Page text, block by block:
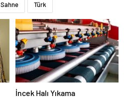
Sahne Türk
İncek Halı Yıkama